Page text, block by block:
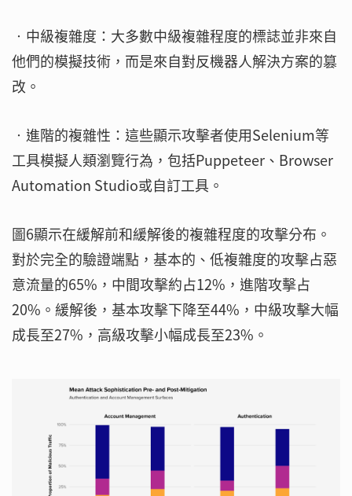
‧中級複雜度：大多數中級複雜程度的標誌並非來自
他們的模擬技術，而是來自對反機器人解決方案的篡
改。
‧進階的複雜性：這些顯示攻擊者使用Selenium等
工具模擬人類瀏覽行為，包括Puppeteer、Browser
Automation Studio或自訂工具。
圖6顯示在緩解前和緩解後的複雜程度的攻擊分布。
對於完全的驗證端點，基本的、低複雜度的攻擊占惡
意流量的65%，中間攻擊約占12%，進階攻擊占
20%。緩解後，基本攻擊下降至44%，中級攻擊大幅
成長至27%，高級攻擊小幅成長至23%。